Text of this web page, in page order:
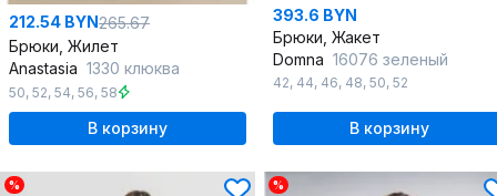
212.54 BYN265.67
Брюки, Жилет
Anastasia 1330 клюква
50, 52, 54, 56, 58
В корзину
393.6 BYN
Брюки, Жакет
Domna 16076 зеленый
42, 44, 46, 48, 50, 52
В корзину
% %